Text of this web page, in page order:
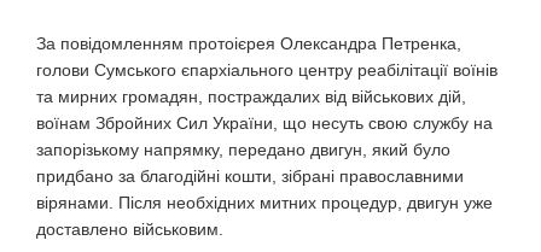
За повідомленням протоієрея Олександра Петренка,
голови Сумського єпархіального центру реабілітації воїнів
та мирних громадян, постраждалих від військових дій,
воїнам Збройних Сил України, що несуть свою службу на
запорізькому напрямку, передано двигун, який було
придбано за благодійні кошти, зібрані православними
вірянами. Після необхідних митних процедур, двигун уже
доставлено військовим.